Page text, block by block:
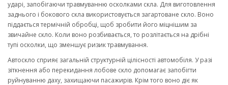
ударі, запобігаючи травмуванню осколками скла. Для виготовлення
заднього і бокового скла використовується загартоване скло. Воно
піддається термічній обробці, щоб зробити його міцнішим за
звичайне скло. Коли воно розбивається, то розлітається на дрібні
тупі осколки, що зменшує ризик травмування.
Автоскло сприяє загальній структурній цілісності автомобіля. У разі
зіткнення або перекидання лобове скло допомагає запобігти
руйнуванню даху, захищаючи пасажирів. Крім того воно діє як